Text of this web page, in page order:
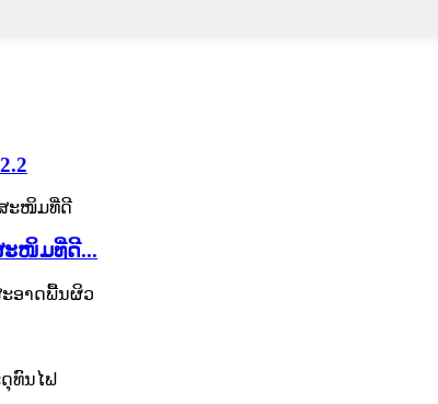
ະໜິມທີ່ດີ...